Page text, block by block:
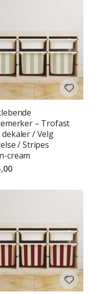
– Trofast
/ Velg
/ Stripes
cream